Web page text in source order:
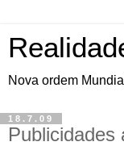
Nova ordem
18.7.09
Publicidades